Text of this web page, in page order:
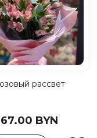
рассвет
67.00 BYN